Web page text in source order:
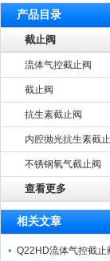
产品目录
截止阀
流体气控截止阀
截止阀
抗生素截止阀
内腔抛光抗生素截
不锈钢氧气截止阀
查看更多
相关文章